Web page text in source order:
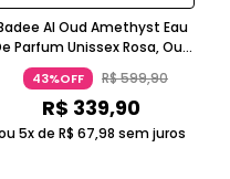
Al Oud Amethyst Eau
Parfum Unissex Rosa, Oud
E Baunilha 100ml Lattafa
43%OFF R$599,90
R$ 339,90
5x de R$ 67,98 sem juros